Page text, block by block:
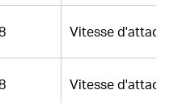
Vitesse
Vitesse